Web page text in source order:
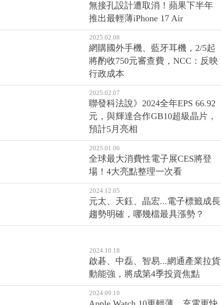
無接孔設計遭取消！蘋果下半年
推出最輕薄iPhone 17 Air
2025.02.08
網購國外手機、藍牙耳機，2/5起
將酌收750元審查費，NCC：反映
行政成本
2025.02.07
聯發科法說》2024全年EPS 66.92
元，與輝達合作GB10超級晶片，
預計5月亮相
2025.01.06
全球最大消費性電子展CES將登
場！4大亮點整理一次看
2024.12.05
元太、天鈺、晶宏...電子標籤成長
趨勢明確，哪幾檔最具漲勢？
2024.10.18
啟碁、中磊、智易...網通產業拉貨
動能強，將成第4季投資焦點
2024.09.10